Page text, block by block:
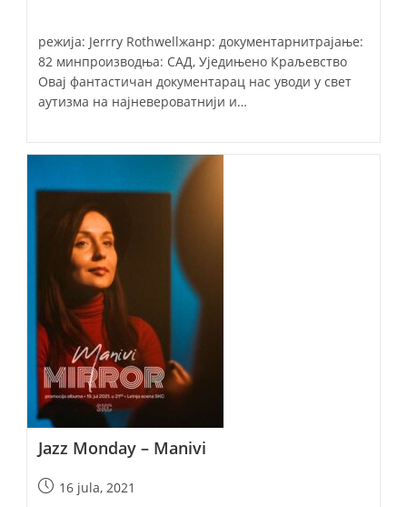
режија: Jerrry Rothwellжанр: документарнитрајање:
82 минпроизводња: САД, Уједињено Краљевство
Овај фантастичан документарац нас уводи у свет
аутизма на најневероватнији и…
Jazz Monday – Manivi
Post16 jula, 2021